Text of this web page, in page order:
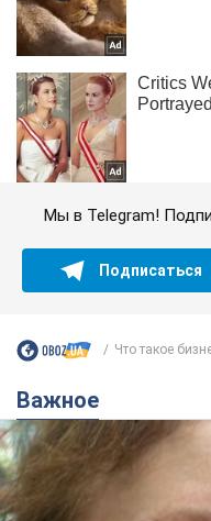
Мы в Telegram!
Подписаться
Что такое
Важное